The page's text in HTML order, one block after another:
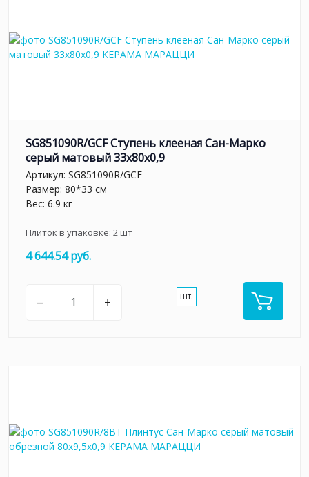
SG851090R/GCF Ступень клееная Сан-Марко
серый матовый 33x80x0,9
Артикул: SG851090R/GCF
Размер: 80*33 см
Вес: 6.9 кг
Плиток в упаковке: 2шт
4 644.54 руб.
– + шт.